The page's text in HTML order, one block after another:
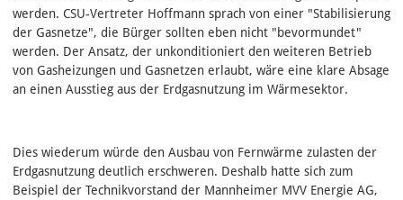
werden. CSU-Vertreter Hoffmann sprach von einer "Stabilisierung
der Gasnetze", die Bürger sollten eben nicht "bevormundet"
werden. Der Ansatz, der unkonditioniert den weiteren Betrieb
von Gasheizungen und Gasnetzen erlaubt, wäre eine klare Absage
an einen Ausstieg aus der Erdgasnutzung im Wärmesektor.
Dies wiederum würde den Ausbau von Fernwärme zulasten der
Erdgasnutzung deutlich erschweren. Deshalb hatte sich zum
Beispiel der Technikvorstand der Mannheimer MVV Energie AG,